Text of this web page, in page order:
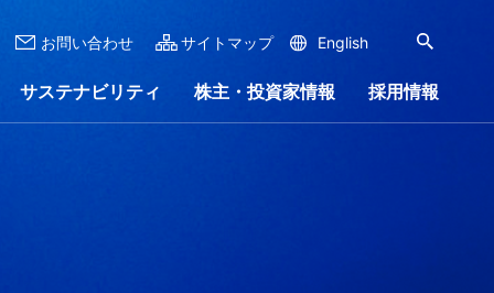
お問い合わせ サイトマップ English
リー
サステナビリティ 株主・投資家情報 採用情報